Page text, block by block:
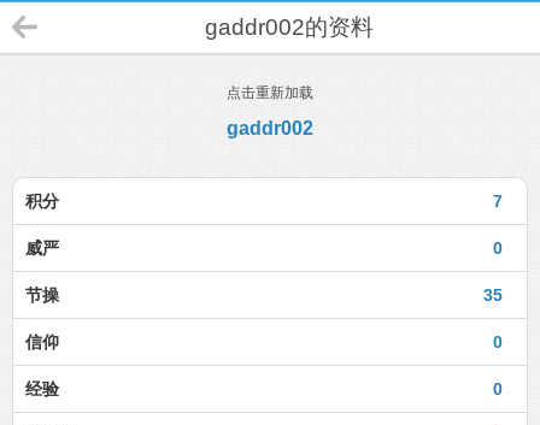
gaddr002的资料
点击重新加载
gaddr002
7
积分
0
威严
35
节操
0
信仰
0
经验